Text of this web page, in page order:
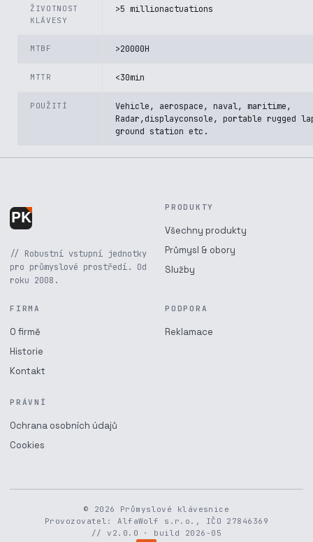
ŽIVOTNOST
KLÁVESY
>5 millionactuations
MTBF >20000H
MTTR <30min
POUŽITÍ
Vehicle, aerospace, naval, maritime,
Radar,displayconsole, portable rugged
ground station etc.
// Robustní vstupní jednotky
pro průmyslové prostředí. Od
roku 2008.
PRODUKTY
Všechny produkty
Průmysl & obory
Služby
FIRMA
O firmě
Historie
Kontakt
PODPORA
Reklamace
PRÁVNÍ
Ochrana osobních údajů
Cookies
© 2026 Průmyslové klávesnice
Provozovatel: AlfaWolf s.r.o., IČO 27846369
// v2.0.0 · build 2026-05